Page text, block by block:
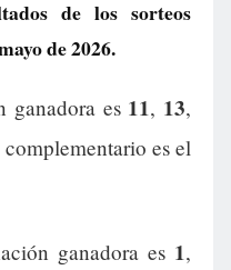
de los sorteos
de 2026.
ganadora es 11, 13,
es el
ganadora es 1,